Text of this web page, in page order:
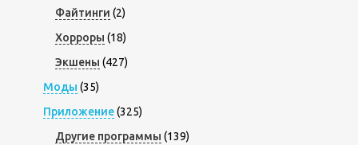
Файтинги (2)
Хорроры (18)
Экшены (427)
Моды (35)
Приложение(325)
Другие программы (139)